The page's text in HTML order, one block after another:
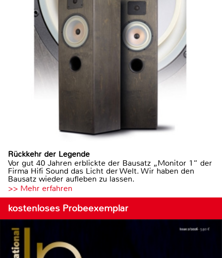
Rückkehr der Legende
Vor gut 40 Jahren erblickte der Bausatz „Monitor 1“ der
Firma Hifi Sound das Licht der Welt. Wir haben den
Bausatz wieder aufleben zu lassen.
>> Mehr erfahren
kostenloses Probeexemplar